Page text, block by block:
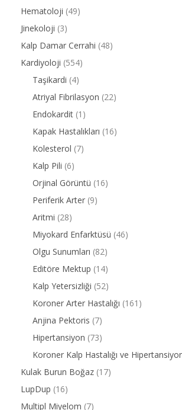
Hematoloji (49)
Jinekoloji (3)
Kalp Damar Cerrahi (48)
Kardiyoloji (554)
Taşikardi (4)
Atriyal Fibrilasyon (22)
Endokardit (1)
Kapak Hastalıkları (16)
Kolesterol (7)
Kalp Pili (6)
Orjinal Görüntü (16)
Periferik Arter (9)
Aritmi (28)
Miyokard Enfarktüsü (46)
Olgu Sunumları (82)
Editöre Mektup (14)
Kalp Yetersizliği (52)
Koroner Arter Hastalığı (161)
Anjina Pektoris (7)
Hipertansiyon (73)
Koroner Kalp Hastalığı ve
Kulak Burun Boğaz (17)
LupDup (16)
Multipl Miyelom (7)